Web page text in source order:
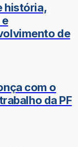
história,
de
com o
da PF